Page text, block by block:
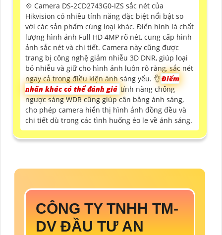
💠 Camera DS-2CD2743G0-IZS sắc nét của
Hikvision có nhiều tính năng đặc biệt nổi bật so
với các sản phẩm cùng loại khác. Điển hình là chất
lượng hình ảnh Full HD 4MP rõ nét, cung cấp hình
ảnh sắc nét và chi tiết. Camera này cũng được
trang bị công nghệ giảm nhiễu 3D DNR, giúp loại
bỏ nhiễu và giữ cho hình ảnh luôn rõ ràng, sắc nét
ngay cả trong điều kiện ánh sáng yếu. 👌Điểm
nhấn khác có thể đánh giá tính năng chống
ngược sáng WDR cũng giúp cân bằng ánh sáng,
cho phép camera hiển thị hình ảnh đồng đều và
chi tiết dù trong các tình huống éo le về ánh sáng.
CÔNG TY TNHH TM-
DV ĐẦU TƯ AN